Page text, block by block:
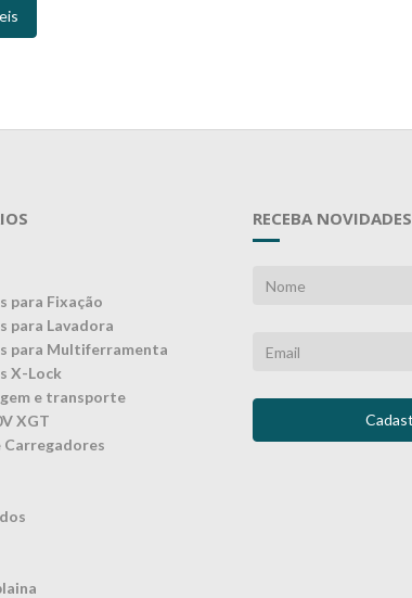
para Fixação
para Lavadora
para Multiferramenta
X-Lock
e transporte
XGT
Carregadores
RECEBA NOVIDADES